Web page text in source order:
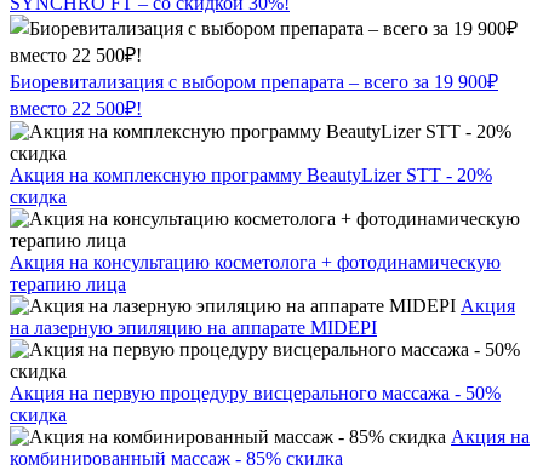
Биоревитализация с выбором препарата – всего за 19 900₽
вместо 22 500₽!
Акция на комплексную программу BeautyLizer STT - 20%
скидка
Акция на консультацию косметолога + фотодинамическую
терапию лица
Акция
на лазерную эпиляцию на аппарате MIDEPI
Акция на первую процедуру висцерального массажа - 50%
скидка
Акция на
комбинированный массаж - 85% скидка